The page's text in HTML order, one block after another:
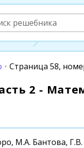
• Страница 58,
2 -
М.А. Бантова,